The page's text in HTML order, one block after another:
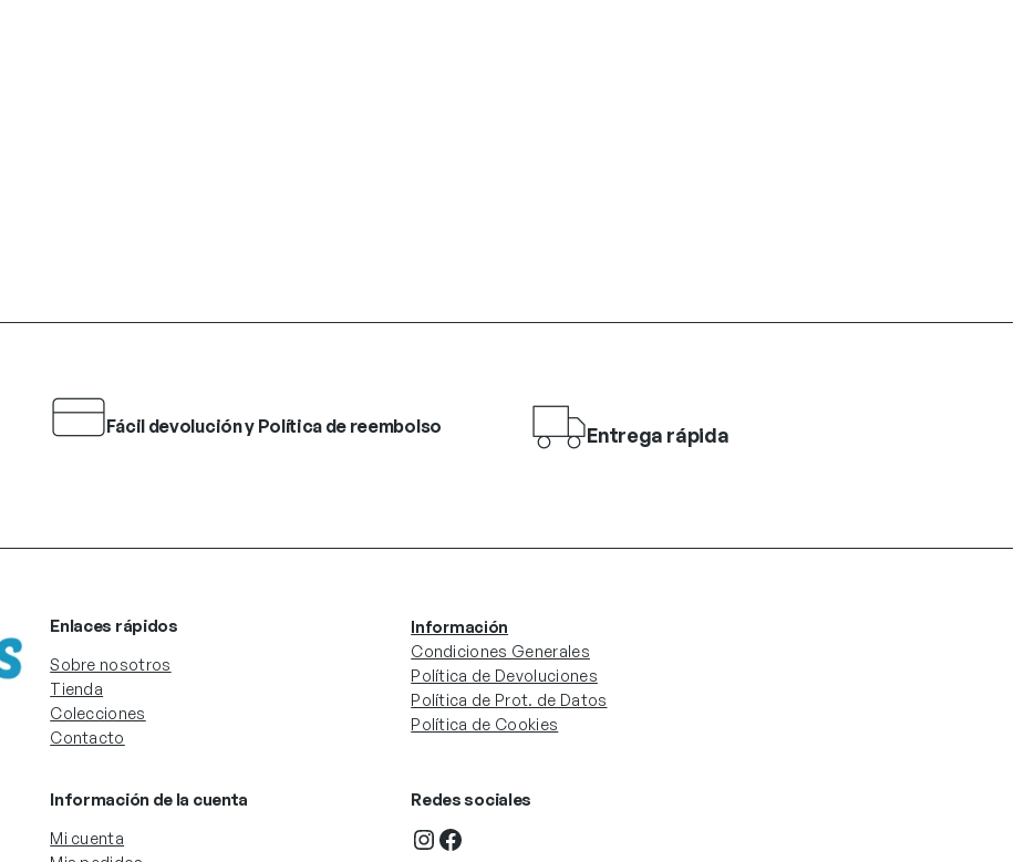
Fácil devolución y Política de reembolso Entrega rápida
Enlaces rápidos
Sobre nosotros
Tienda
Colecciones
Contacto
Información
Condiciones Generales
Política de Devoluciones
Política de Prot. de Datos
Política de Cookies
Información de la cuenta
Mi cuenta
Redes sociales
InstagramFacebook